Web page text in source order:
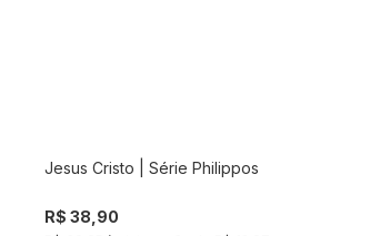
Jesus Cristo | Série Philippos
R$ 38,90